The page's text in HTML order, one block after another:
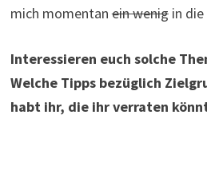
mich momentanein wenigin die
Interessieren euch solche
Welche Tipps bezüglich
habt ihr, die ihr verraten